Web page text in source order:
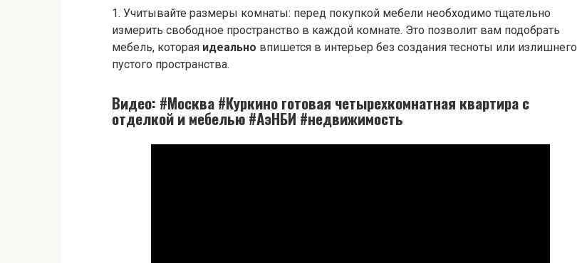
1. Учитывайте размеры комнаты: перед покупкой мебели необходимо тщательно
измерить свободное пространство в каждой комнате. Это позволит вам подобрать
мебель, которая идеально впишется в интерьер без создания тесноты или излишнего
пустого пространства.
Видео: #Москва #Куркино готовая четырехкомнатная квартира с
отделкой и мебелью #АэНБИ #недвижимость